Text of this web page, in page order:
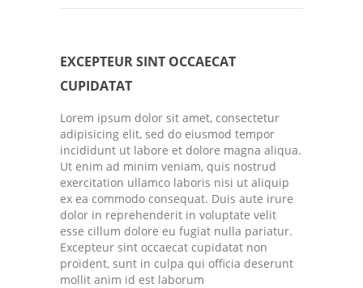
EXCEPTEUR SINT OCCAECAT
CUPIDATAT
Lorem ipsum dolor sit amet, consectetur
adipisicing elit, sed do eiusmod tempor
incididunt ut labore et dolore magna aliqua.
Ut enim ad minim veniam, quis nostrud
exercitation ullamco laboris nisi ut aliquip
ex ea commodo consequat. Duis aute irure
dolor in reprehenderit in voluptate velit
esse cillum dolore eu fugiat nulla pariatur.
Excepteur sint occaecat cupidatat non
proident, sunt in culpa qui officia deserunt
mollit anim id est laborum